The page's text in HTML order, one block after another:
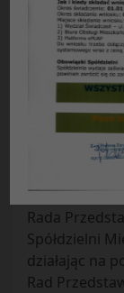
Rady
w sprawie:
Rada
Spółdzielni
działając na
Rad